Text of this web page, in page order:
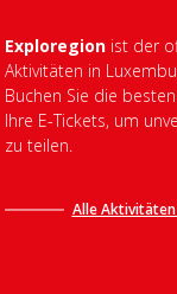
Exploregion ist der
Aktivitäten in
Buchen Sie die
Ihre E-Tickets, um
zu teilen.
Alle